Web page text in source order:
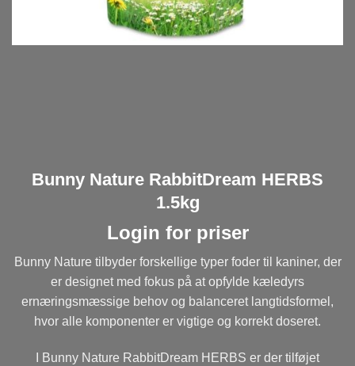
Bunny Nature RabbitDream HERBS
1.5kg
Login for priser
Bunny Nature tilbyder forskellige typer foder til kaniner, der
er designet med fokus på at opfylde kæledyrs
ernæringsmæssige behov og balanceret langtidsformel,
hvor alle komponenter er vigtige og korrekt doseret.
I Bunny Nature RabbitDream HERBS er der tilføjet